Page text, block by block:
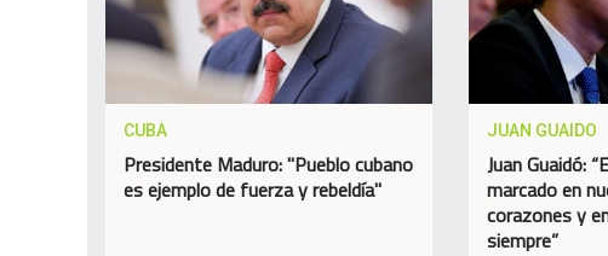
CUBA
Presidente Maduro: "Pueblo cubano
es ejemplo de fuerza y rebeldía"
JUAN GUAIDO
Juan Guaidó:
marcado en
corazones y
siempre”